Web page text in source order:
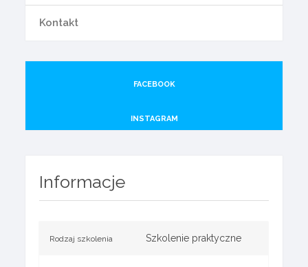
Kontakt
FACEBOOK
INSTAGRAM
Informacje
Rodzaj szkolenia Szkolenie praktyczne